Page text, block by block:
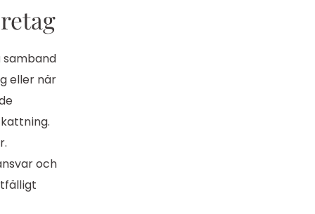
eller när
och